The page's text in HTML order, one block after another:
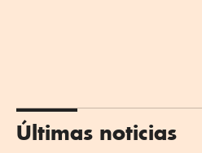
Últimas noticias